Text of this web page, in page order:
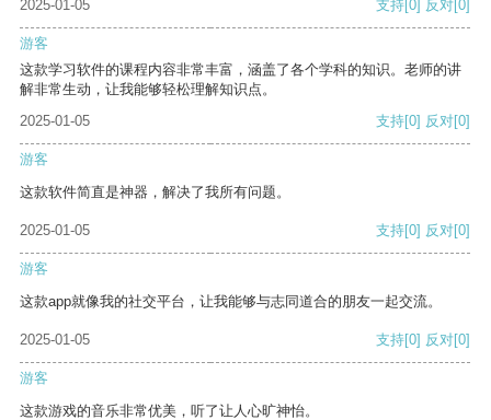
2025-01-05 支持[0] 反对[0]
游客
这款学习软件的课程内容非常丰富，涵盖了各个学科的知识。老师的讲
解非常生动，让我能够轻松理解知识点。
2025-01-05
支持[0] 反对[0]
游客
这款软件简直是神器，解决了我所有问题。
2025-01-05 支持[0] 反对[0]
游客
这款app就像我的社交平台，让我能够与志同道合的朋友一起交流。
2025-01-05 支持[0] 反对[0]
游客
这款游戏的音乐非常优美，听了让人心旷神怡。